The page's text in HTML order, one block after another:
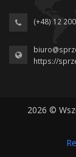
(+48) 12
https://
2026 ©